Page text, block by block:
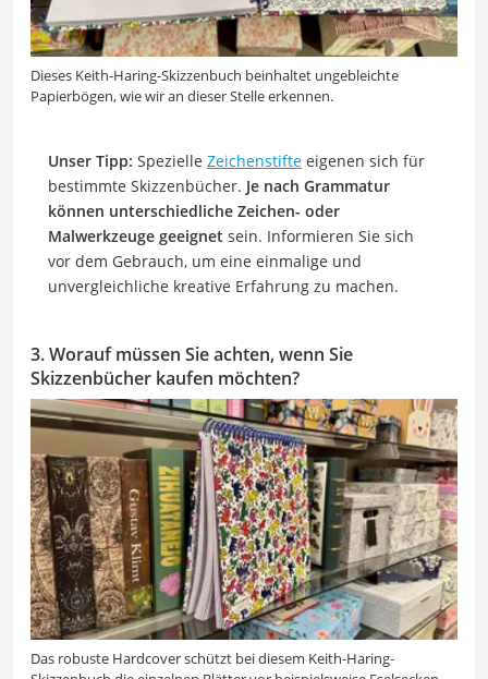
Dieses Keith-Haring-Skizzenbuch beinhaltet ungebleichte
Papierbögen, wie wir an dieser Stelle erkennen.
Unser Tipp: Spezielle Zeichenstifte eigenen sich für
bestimmte Skizzenbücher. Je nach Grammatur
können unterschiedliche Zeichen- oder
Malwerkzeuge geeignet sein. Informieren Sie sich
vor dem Gebrauch, um eine einmalige und
unvergleichliche kreative Erfahrung zu machen.
3. Worauf müssen Sie achten, wenn Sie
Skizzenbücher kaufen möchten?
Das robuste Hardcover schützt bei diesem Keith-Haring-